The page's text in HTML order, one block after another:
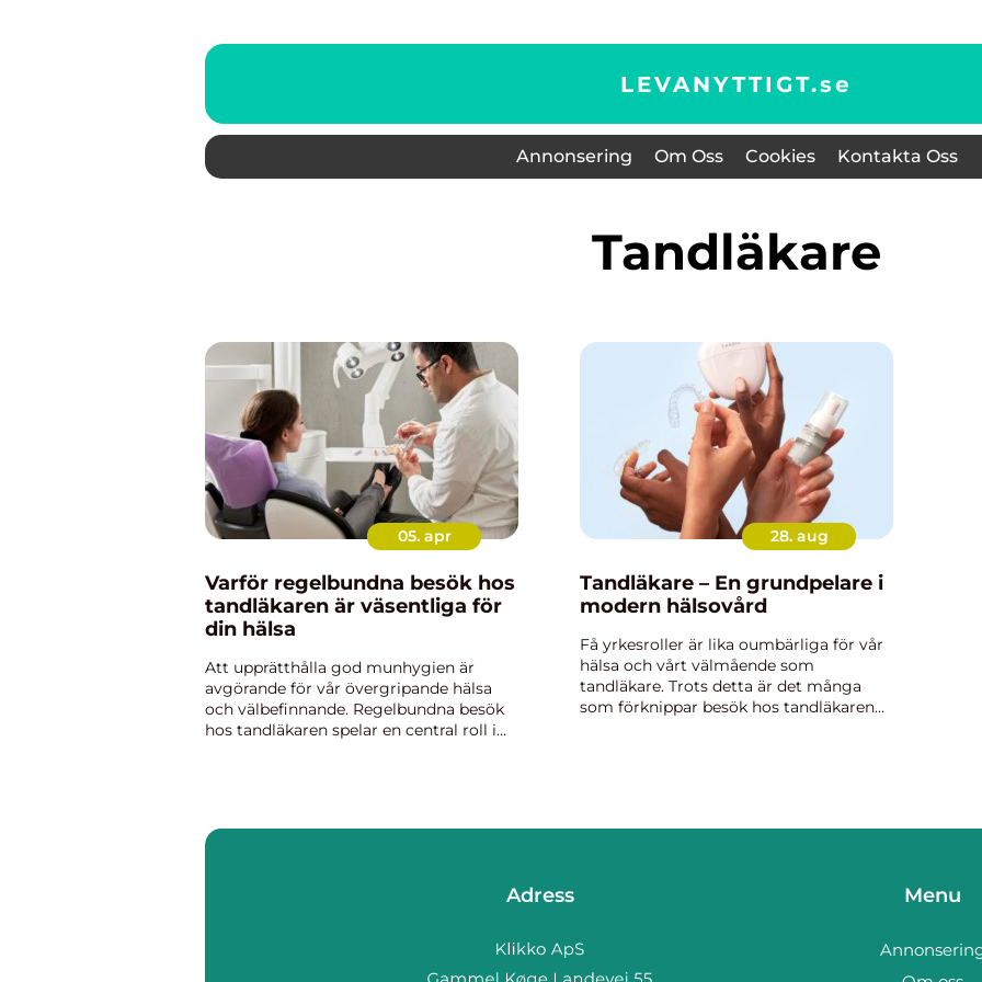
LEVANYTTIGT.se
Annonsering Om Oss Cookies Kontakta Oss
tandläkare
05. apr
Varför regelbundna besök hos
tandläkaren är väsentliga för
din hälsa
Att upprätthålla god munhygien är
avgörande för vår övergripande hälsa
och välbefinnande. Regelbundna besök
hos tandläkaren spelar en central roll i
28. aug
Tandläkare – En grundpelare i
modern hälsovård
Få yrkesroller är lika oumbärliga för vår
hälsa och vårt välmående som
tandläkare. Trots detta är det många
som förknippar besök hos tandläkaren
Adress Menu